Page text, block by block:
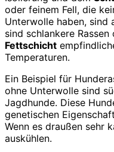
oder feinem Fell, die
Unterwolle haben, sind
sind schlankere
Fettschicht
Temperaturen.
Ein Beispiel für
ohne Unterwolle sind
Jagdhunde. Diese
genetischen
Wenn es draußen sehr
auskühlen.